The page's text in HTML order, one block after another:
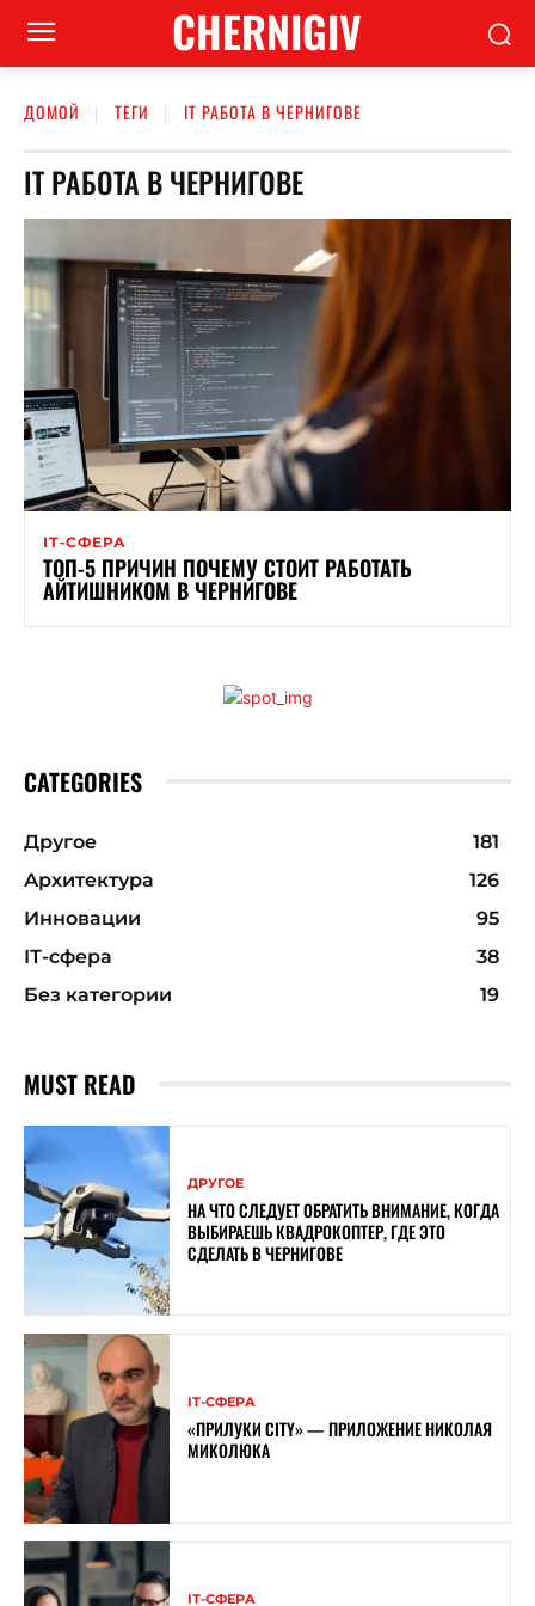
CHERNIGIV
ДОМОЙ ТЕГИ IT РАБОТА В ЧЕРНИГОВЕ
IT РАБОТА В ЧЕРНИГОВЕ
ІТ-СФЕРА
ТОП-5 ПРИЧИН ПОЧЕМУ СТОИТ РАБОТАТЬ
АЙТИШНИКОМ В ЧЕРНИГОВЕ
CATEGORIES
Другое
181
Архитектура
126
Инновации
95
ІТ-сфера
38
Без категории
19
MUST READ
ДРУГОЕ
НА ЧТО СЛЕДУЕТ ОБРАТИТЬ ВНИМАНИЕ, КОГДА
ВЫБИРАЕШЬ КВАДРОКОПТЕР, ГДЕ ЭТО
СДЕЛАТЬ В ЧЕРНИГОВЕ
ІТ-СФЕРА
«ПРИЛУКИ CITY» — ПРИЛОЖЕНИЕ НИКОЛАЯ
МИКОЛЮКА
ІТ-СФЕРА